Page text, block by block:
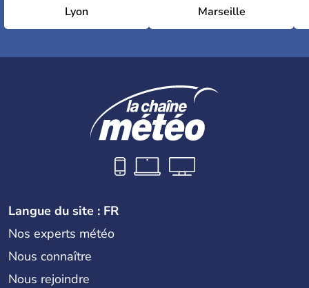
Lyon Marseille
Langue du site : FR
Nos experts météo
Nous connaître
Nous rejoindre